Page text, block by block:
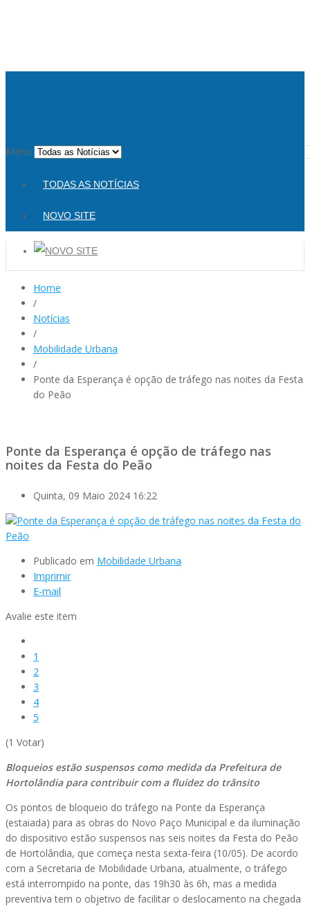
Menu
TODAS AS NOTÍCIAS
NOVO SITE
Home
/
Notícias
/
Mobilidade Urbana
/
Ponte da Esperança é opção de tráfego nas noites da Festa
do Peão
Ponte da Esperança é opção de tráfego nas
noites da Festa do Peão
Quinta, 09 Maio 2024 16:22
Publicado em Mobilidade Urbana
Imprimir
E-mail
Avalie este item
1
2
3
4
5
(1 Votar)
Bloqueios estão suspensos como medida da Prefeitura de
Hortolândia para contribuir com a fluidez do trânsito
Os pontos de bloqueio do tráfego na Ponte da Esperança
(estaiada) para as obras do Novo Paço Municipal e da iluminação
do dispositivo estão suspensos nas seis noites da Festa do Peão
de Hortolândia, que começa nesta sexta-feira (10/05). De acordo
com a Secretaria de Mobilidade Urbana, atualmente, o tráfego
está interrompido na ponte, das 19h30 às 6h, mas a medida
preventiva tem o objetivo de facilitar o deslocamento na chegada